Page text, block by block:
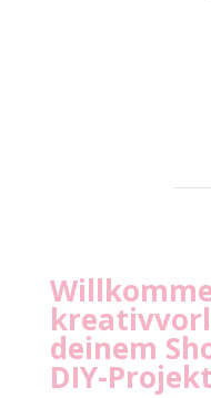
deinem
DIY-